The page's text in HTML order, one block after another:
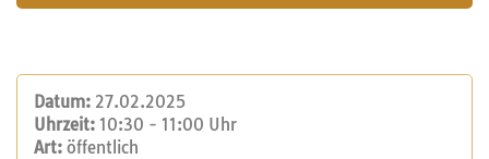
Datum: 27.02.2025
Uhrzeit: 10:30 - 11:00 Uhr
Art: öffentlich